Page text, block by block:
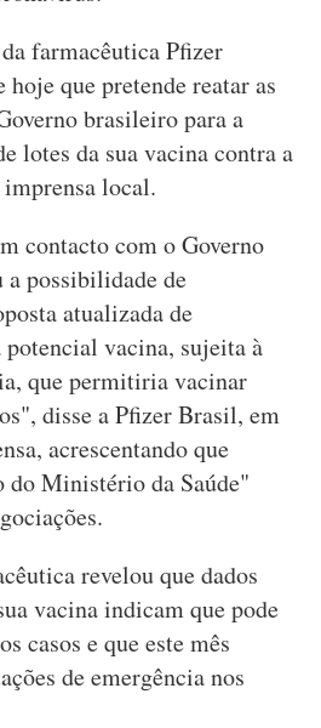
farmacêutica Pfizer
hoje que pretende reatar as
brasileiro para a
lotes da sua vacina contra a
local.
contacto com o Governo
possibilidade de
atualizada de
vacina, sujeita à
que permitiria vacinar
disse a Pfizer Brasil, em
acrescentando que
do Ministério da Saúde"
revelou que dados
vacina indicam que pode
casos e que este mês
de emergência nos